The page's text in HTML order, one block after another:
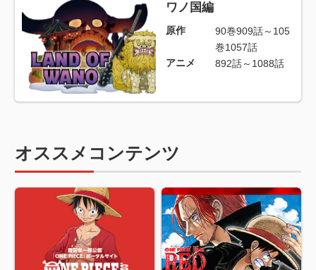
ワノ国編
原作
90巻909話～105
巻1057話
アニメ
892話～1088話
オススメコンテンツ